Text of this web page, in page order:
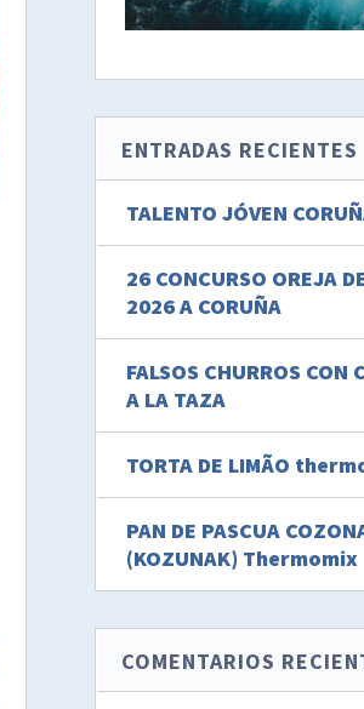
ENTRADAS RECIENTES
TALENTO JÓVEN
26 CONCURSO OREJA
2026 A CORUÑA
FALSOS CHURROS CON
A LA TAZA
TORTA DE LIMÃO
PAN DE PASCUA
(KOZUNAK) Thermomix
COMENTARIOS